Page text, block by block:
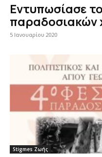
Εντυπωσίασε
5 Ιανουαρίου 2020
Stigmes Ζωής